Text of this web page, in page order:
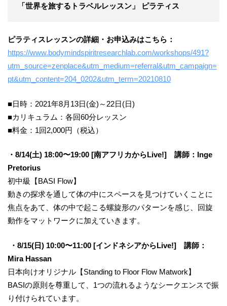
「世界を旅するトラベルレッスン」 ピラティス
ピラティスレッスンの詳細・お申込みはこちら：
https://www.bodymindspiritresearchlab.com/workshops/491?
utm_source=zenplace&utm_medium=referral&utm_campaign=
pt&utm_content=204_0202&utm_term=20210810
■日時：2021年8月13日(金)～22日(日)
■カリキュラム：各回60分レッスン
■料金：1回2,000円（税込）
・8/14(土) 18:00〜19:00 [南アフリカからLive!] 講師：Inge
Pretorius
初中級【BASI Flow】
動きの探求を通して体の中にスペースを見つけていくことに
焦点をあて、体の中で起こる螺旋形のパターンを感じ、回旋
動作をマットワークに加えていきます。
・8/15(日) 10:00〜11:00 [インドネシアからLive!] 講師：
Mira Hassan
日本向けオリジナル【Standing to Floor Flow Matwork】
BASIの原則を尊重して、1つの流れるようなシークエンスで振
り付けられています。